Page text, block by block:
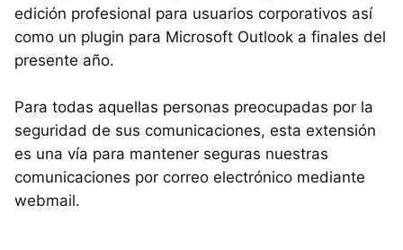
edición profesional para usuarios corporativos así
como un plugin para Microsoft Outlook a finales del
presente año.
Para todas aquellas personas preocupadas por la
seguridad de sus comunicaciones, esta extensión
es una vía para mantener seguras nuestras
comunicaciones por correo electrónico mediante
webmail.